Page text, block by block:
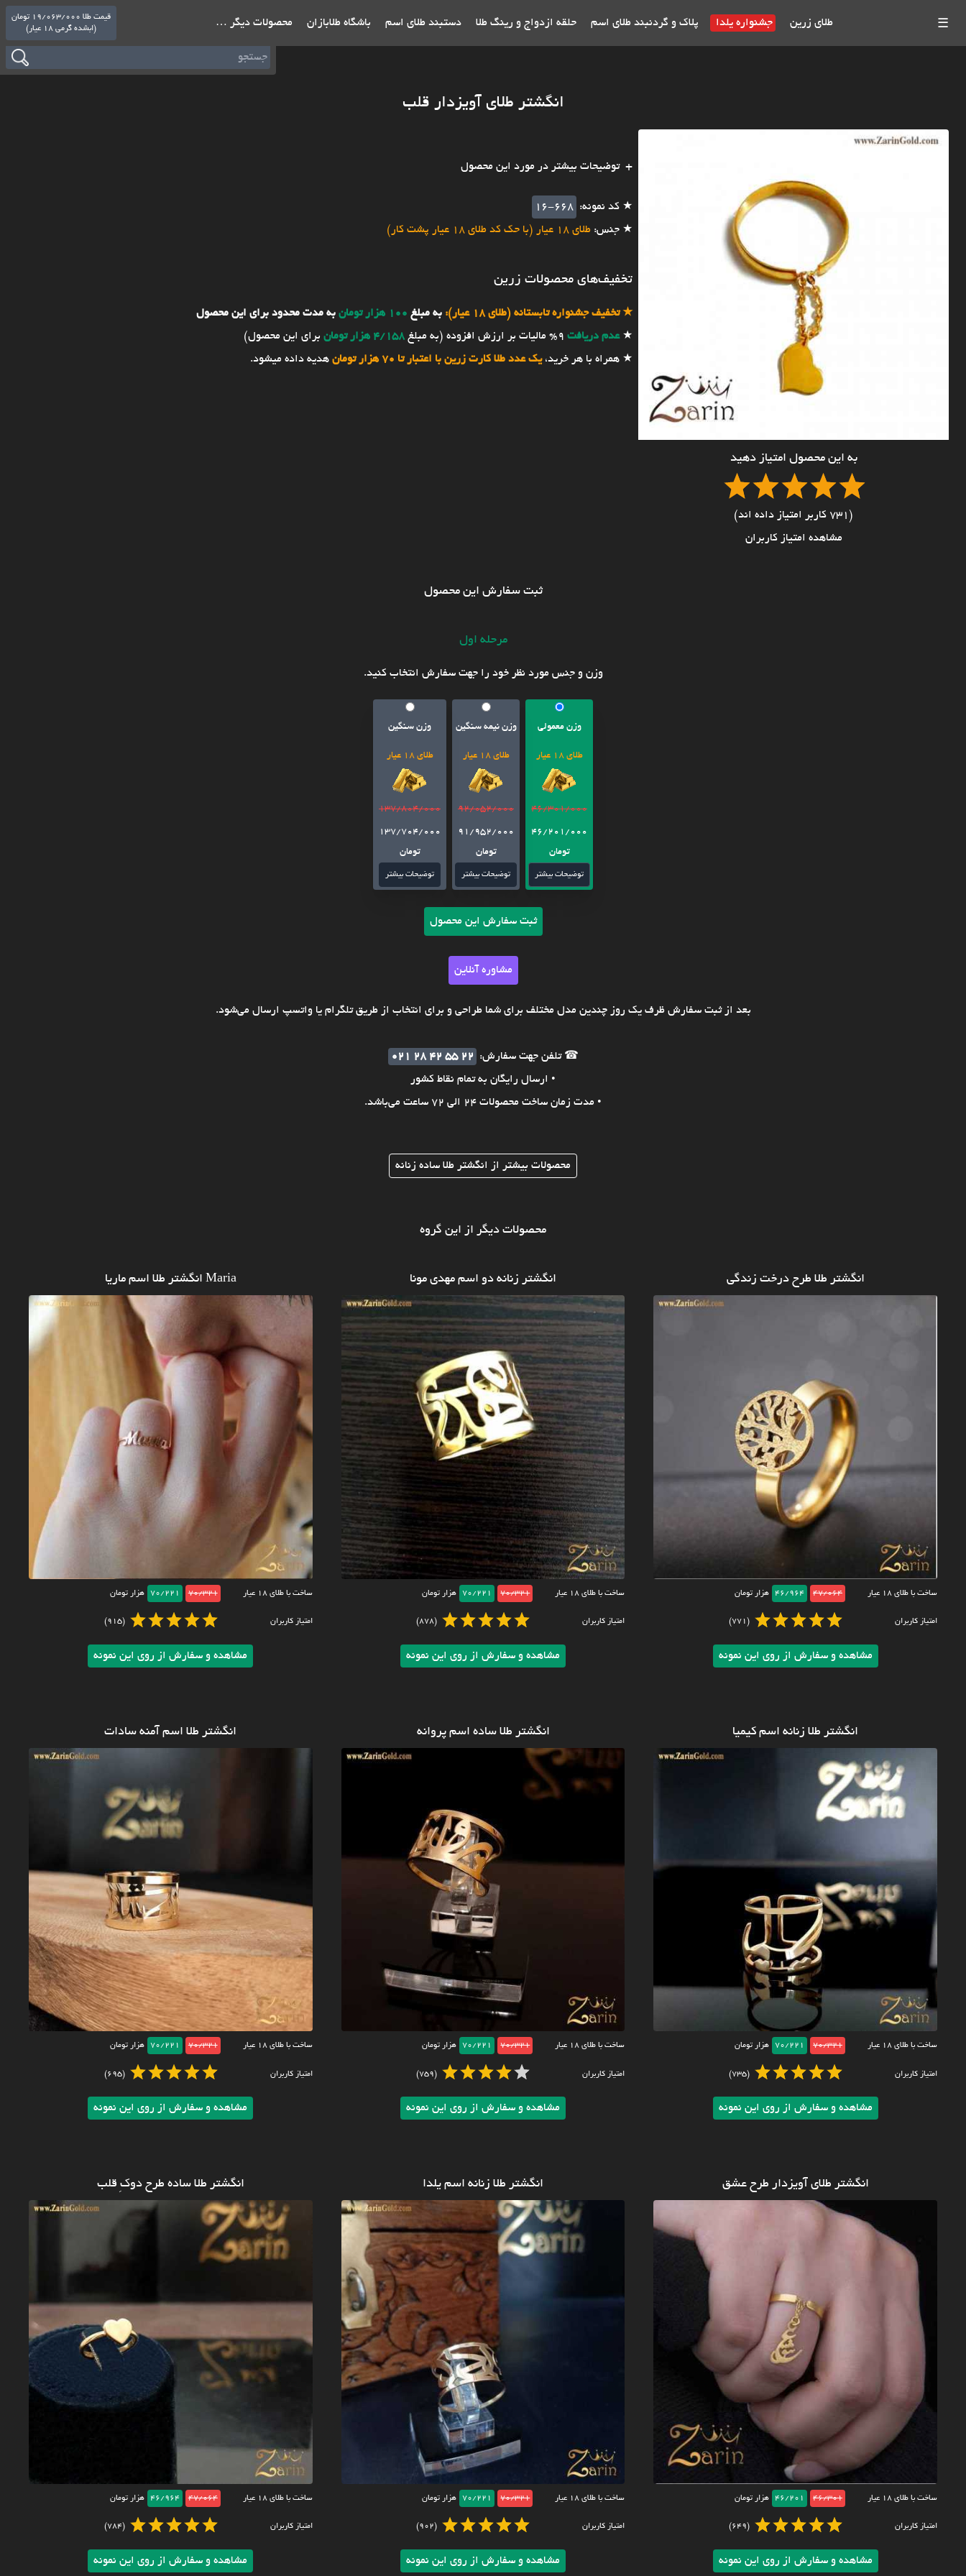
☰ طلای زرین جشنواره یلدا پلاک و گردنبند طلای اسم حلقه ازدواج و رینگ طلا دستبند طلای اسم باشگاه طلابازان محصولات دیگر …
قیمت طلا 19/063/000 تومان
(ابشده گرمی 18 عیار)
انگشتر طلای آویزدار قلب
به این محصول امتیاز دهید
(731 کاربر امتیاز داده اند)
مشاهده امتیاز کاربران
توضیحات بیشتر در مورد این محصول
★ کد نمونه: 16-668
★ جنس: طلای 18 عیار (با حک کد طلای 18 عیار پشت کار)
تخفیف‌های محصولات زرین
★تخفیف جشنواره تابستانه (طلای 18 عیار): به مبلغ 100 هزار تومان
به مدت محدود برای این محصول
★عدم دریافت 9% مالیات بر ارزش افزوده (به مبلغ 4/158 هزار تومان
برای این محصول)
★ همراه با هر خرید،یک عدد طلا کارت زرین با اعتبار تا 70 هزار تومان هدیه داده میشود.
ثبت سفارش این محصول
مرحله اول
وزن و جنس مورد نظر خود را جهت سفارش انتخاب کنید.
وزن معمولی
طلای 18 عیار
46/301/000
46/201/000
تومان
توضیحات بیشتر
وزن نیمه سنگین
طلای 18 عیار
92/052/000
91/952/000
تومان
توضیحات بیشتر
وزن سنگین
طلای 18 عیار
137/804/000
137/704/000
تومان
توضیحات بیشتر
ثبت سفارش این محصول
مشاوره آنلاین
بعد از ثبت سفارش ظرف یک روز چندین مدل مختلف برای شما طراحی و برای انتخاب از طریق تلگرام یا واتسپ ارسال می‌شود.
☎ تلفن جهت سفارش:
021 28 42 55 22
• ارسال رایگان به تمام نقاط کشور
• مدت زمان ساخت محصولات 24 الی 72 ساعت می‌باشد.
محصولات بیشتر از انگشتر طلا ساده زنانه
محصولات دیگر از این گروه
انگشتر طلا طرح درخت زندگی
ساخت با طلای ۱۸ عیار 47/064
46/964 هزار تومان
امتیاز کاربران (771)
مشاهده و سفارش از روی این نمونه
انگشتر زنانه دو اسم مهدی مونا
ساخت با طلای ۱۸ عیار 70/321
70/221 هزار تومان
امتیاز کاربران (878)
مشاهده و سفارش از روی این نمونه
Maria انگشتر طلا اسم ماریا
ساخت با طلای ۱۸ عیار 70/321
70/221 هزار تومان
امتیاز کاربران (915)
مشاهده و سفارش از روی این نمونه
انگشتر طلا زنانه اسم کیمیا
ساخت با طلای ۱۸ عیار 70/321
70/221 هزار تومان
امتیاز کاربران (735)
مشاهده و سفارش از روی این نمونه
انگشتر طلا ساده اسم پروانه
ساخت با طلای ۱۸ عیار 70/321
70/221 هزار تومان
امتیاز کاربران (759)
مشاهده و سفارش از روی این نمونه
انگشتر طلا اسم آمنه سادات
ساخت با طلای ۱۸ عیار 70/321
70/221 هزار تومان
امتیاز کاربران (695)
مشاهده و سفارش از روی این نمونه
انگشتر طلای آویزدار طرح عشق
ساخت با طلای ۱۸ عیار 46/301
46/201 هزار تومان
امتیاز کاربران (649)
مشاهده و سفارش از روی این نمونه
انگشتر طلا زنانه اسم یلدا
ساخت با طلای ۱۸ عیار 70/321
70/221 هزار تومان
امتیاز کاربران (902)
مشاهده و سفارش از روی این نمونه
انگشتر طلا ساده طرح دوکِ قلب
ساخت با طلای ۱۸ عیار 47/064
46/964 هزار تومان
امتیاز کاربران (784)
مشاهده و سفارش از روی این نمونه